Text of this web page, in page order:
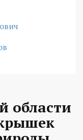
области